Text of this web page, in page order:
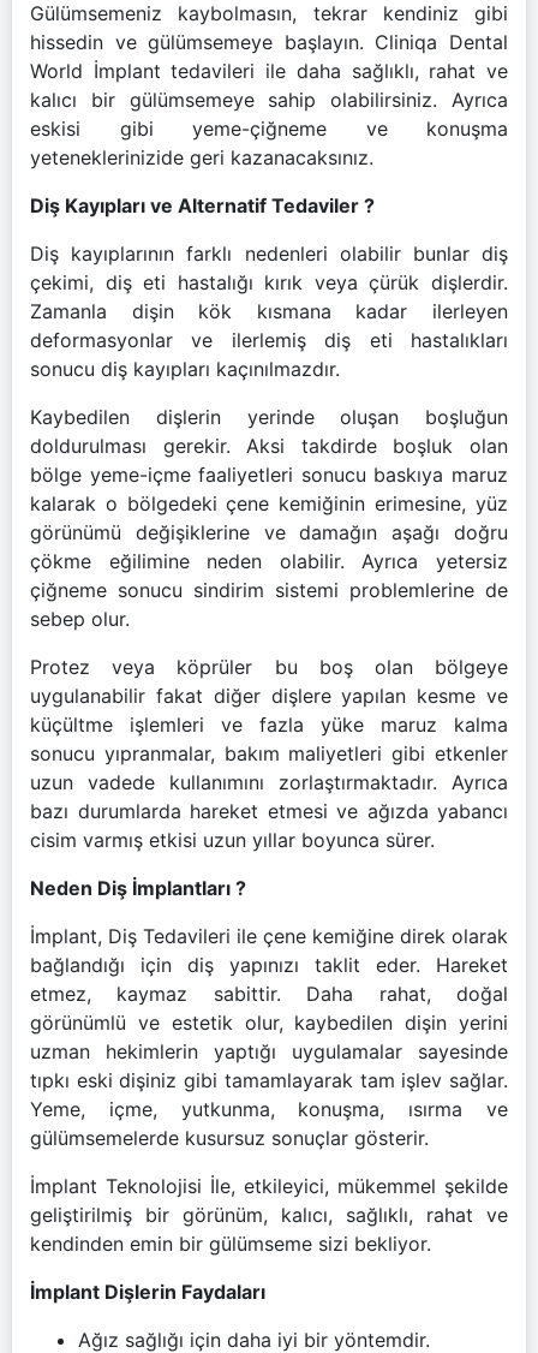
Gülümsemeniz kaybolmasın, tekrar kendiniz gibi
hissedin ve gülümsemeye başlayın. Cliniqa Dental
World İmplant tedavileri ile daha sağlıklı, rahat ve
kalıcı bir gülümsemeye sahip olabilirsiniz. Ayrıca
eskisi gibi yeme-çiğneme ve konuşma
yeteneklerinizide geri kazanacaksınız.
Diş Kayıpları ve Alternatif Tedaviler ?
Diş kayıplarının farklı nedenleri olabilir bunlar diş
çekimi, diş eti hastalığı kırık veya çürük dişlerdir.
Zamanla dişin kök kısmana kadar ilerleyen
deformasyonlar ve ilerlemiş diş eti hastalıkları
sonucu diş kayıpları kaçınılmazdır.
Kaybedilen dişlerin yerinde oluşan boşluğun
doldurulması gerekir. Aksi takdirde boşluk olan
bölge yeme-içme faaliyetleri sonucu baskıya maruz
kalarak o bölgedeki çene kemiğinin erimesine, yüz
görünümü değişiklerine ve damağın aşağı doğru
çökme eğilimine neden olabilir. Ayrıca yetersiz
çiğneme sonucu sindirim sistemi problemlerine de
sebep olur.
Protez veya köprüler bu boş olan bölgeye
uygulanabilir fakat diğer dişlere yapılan kesme ve
küçültme işlemleri ve fazla yüke maruz kalma
sonucu yıpranmalar, bakım maliyetleri gibi etkenler
uzun vadede kullanımını zorlaştırmaktadır. Ayrıca
bazı durumlarda hareket etmesi ve ağızda yabancı
cisim varmış etkisi uzun yıllar boyunca sürer.
Neden Diş İmplantları ?
İmplant, Diş Tedavileri ile çene kemiğine direk olarak
bağlandığı için diş yapınızı taklit eder. Hareket
etmez, kaymaz sabittir. Daha rahat, doğal
görünümlü ve estetik olur, kaybedilen dişin yerini
uzman hekimlerin yaptığı uygulamalar sayesinde
tıpkı eski dişiniz gibi tamamlayarak tam işlev sağlar.
Yeme, içme, yutkunma, konuşma, ısırma ve
gülümsemelerde kusursuz sonuçlar gösterir.
İmplant Teknolojisi İle, etkileyici, mükemmel şekilde
geliştirilmiş bir görünüm, kalıcı, sağlıklı, rahat ve
kendinden emin bir gülümseme sizi bekliyor.
İmplant Dişlerin Faydaları
Ağız sağlığı için daha iyi bir yöntemdir.